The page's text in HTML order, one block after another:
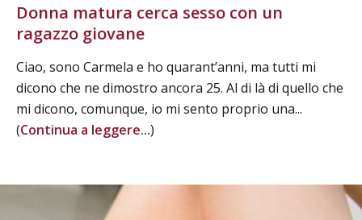
Donna matura cerca sesso con un
ragazzo giovane
Ciao, sono Carmela e ho quarant’anni, ma tutti mi
dicono che ne dimostro ancora 25. Al di là di quello che
mi dicono, comunque, io mi sento proprio una...
(Continua a leggere...)